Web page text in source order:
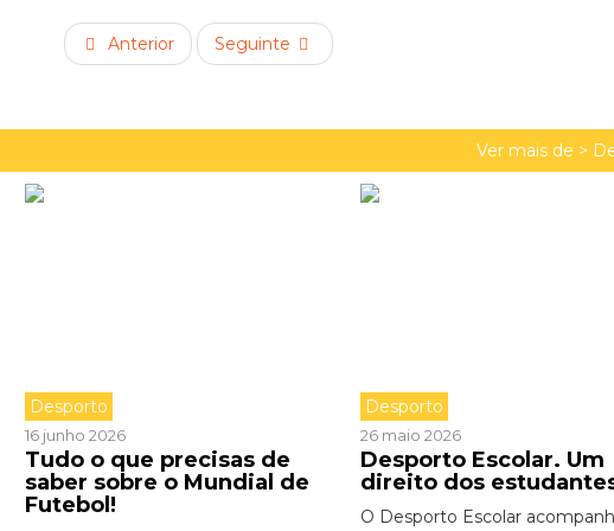
Anterior Seguinte
Ver mais de >
Desporto
16 junho 2026
Tudo o que precisas de
saber sobre o Mundial de
Futebol!
Desporto
26 maio 2026
Desporto Escolar. Um
direito dos
O Desporto Escolar